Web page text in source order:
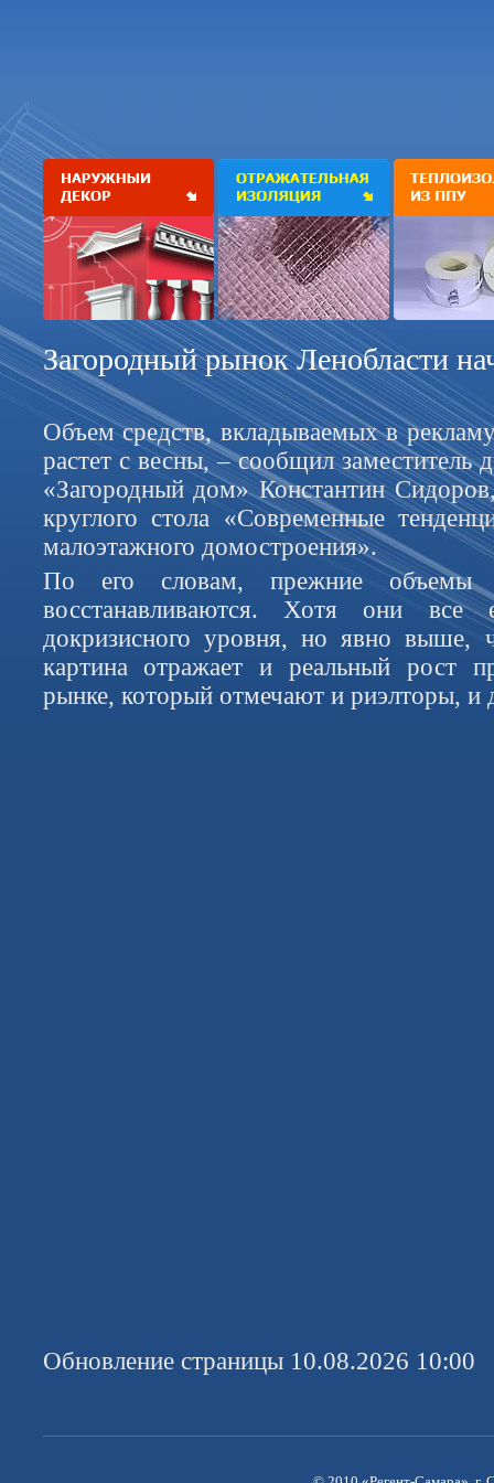
Загородный рынок Ленобласти
Объем средств, вкладываемых в
растет с весны, – сообщил заместитель
«Загородный дом» Константин
круглого стола «Современные
малоэтажного домостроения».
По его словам, прежние объемы
восстанавливаются. Хотя они
докризисного уровня, но явно выше,
картина отражает и реальный рост
рынке, который отмечают и риэлторы, и
Обновление страницы 10.08.2026 10:00